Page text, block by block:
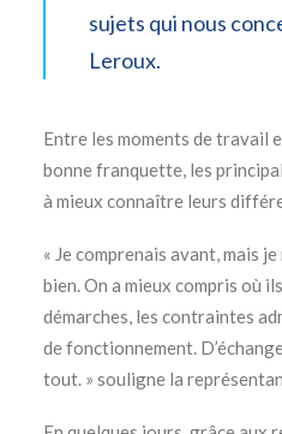
sujets qui nous
Leroux.
Entre les moments de travail
bonne franquette, les
à mieux connaître leurs
« Je comprenais avant, mais
bien. On a mieux compris où
démarches, les contraintes
de fonctionnement.
tout. » souligne la